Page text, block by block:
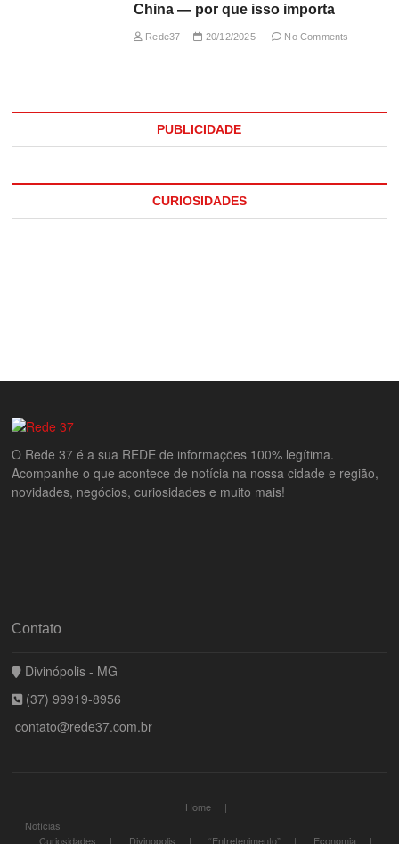
China — por que isso importa
Rede37 20/12/2025 No Comments
PUBLICIDADE
CURIOSIDADES
O Rede 37 é a sua REDE de informações 100% legítima.
Acompanhe o que acontece de notícia na nossa cidade e região,
novidades, negócios, curiosidades e muito mais!
Contato
Divinópolis - MG
(37) 99919-8956
contato@rede37.com.br
Home
Notícias
Curiosidades
Divinopolis “Entretenimento” Economia